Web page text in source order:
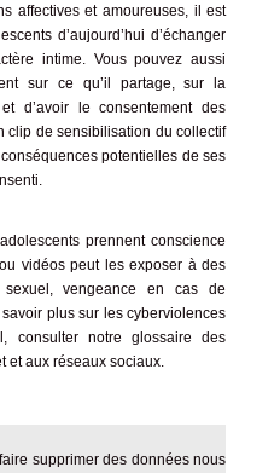
affectives et amoureuses, il est
d’aujourd’hui d’échanger
intime. Vous pouvez aussi
sur ce qu’il partage, sur la
d’avoir le consentement des
clip de sensibilisation du collectif
potentielles de ses
prennent conscience
vidéos peut les exposer à des
sexuel, vengeance en cas de
plus sur les cyberviolences
consulter notreglossaire des
et aux réseaux sociaux.
supprimer des données nous